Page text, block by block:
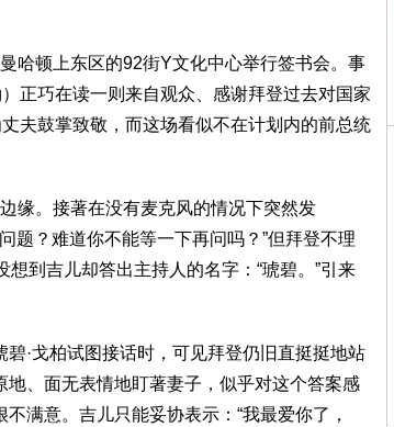
哈顿上东区的92街Y文化中心举行签书会。事
正巧在读一则来自观众、感谢拜登过去对国家
夫鼓掌致敬，而这场看似不在计划内的前总统
缘。接著在没有麦克风的情况下突然发
题？难道你不能等一下再问吗？”但拜登不理
到吉儿却答出主持人的名字：“琥碧。”引来
碧·戈柏试图接话时，可见拜登仍旧直挺挺地站
地、面无表情地盯著妻子，似乎对这个答案感
不满意。吉儿只能妥协表示：“我最爱你了，